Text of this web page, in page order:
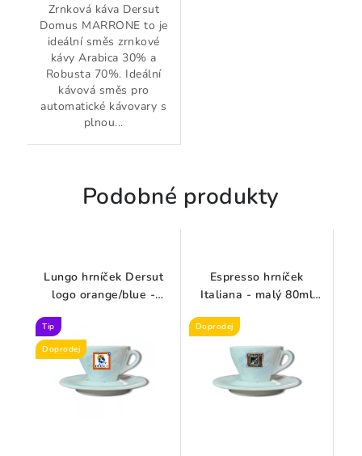
Zrnková káva Dersut
Domus MARRONE to je
ideální směs zrnkové
kávy Arabica 30% a
Robusta 70%. Ideální
kávová směs pro
automatické kávovary s
plnou...
Podobné produkty
Lungo hrníček Dersut
logo orange/blue -
Tip
Doprodej
Espresso hrníček
Italiana - malý 80ml
Doprodej